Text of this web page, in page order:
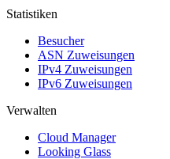
Statistiken
Besucher
ASN Zuweisungen
IPv4 Zuweisungen
IPv6 Zuweisungen
Verwalten
Cloud Manager
Looking Glass